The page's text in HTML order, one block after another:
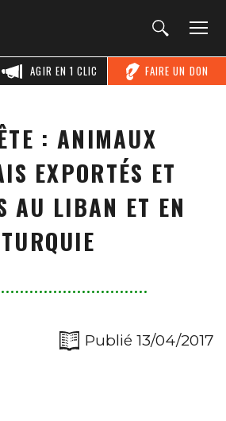
FAIRE UN DON
AGIR EN 1 CLIC
: ANIMAUX
EXPORTÉS ET
AU LIBAN ET EN
TURQUIE
Publié 13/04/2017